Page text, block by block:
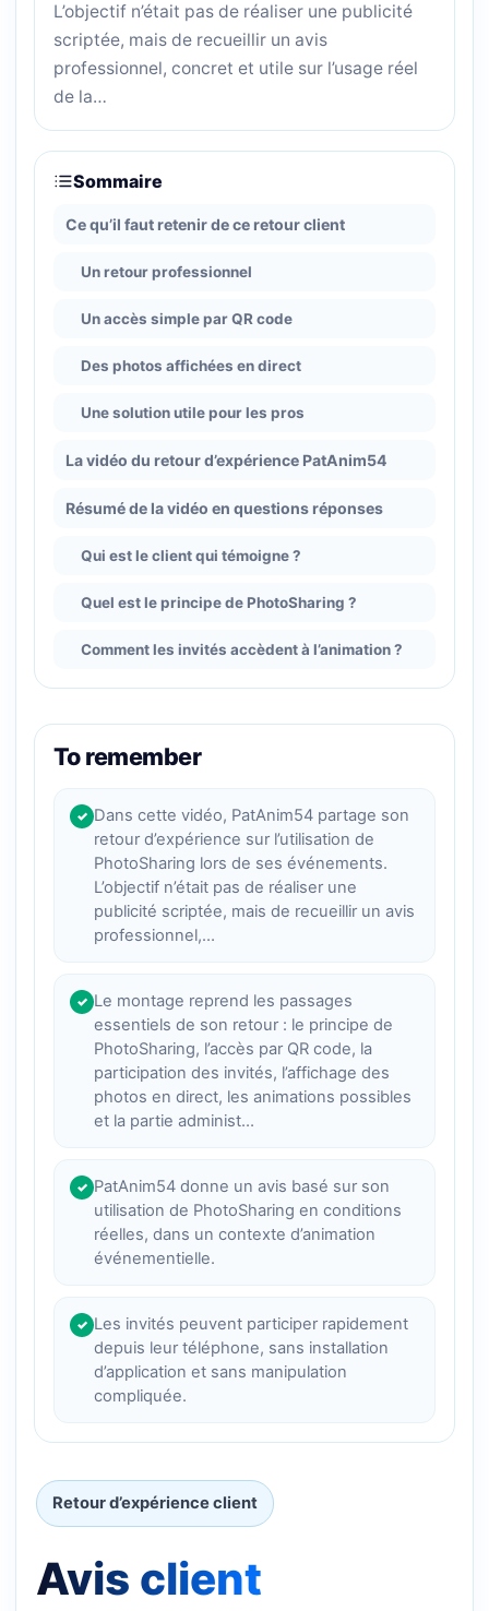
L’objectif n’était pas de réaliser une publicité
scriptée, mais de recueillir un avis
professionnel, concret et utile sur l’usage réel
de la…
Sommaire
Ce qu’il faut retenir de ce retour client
Un retour professionnel
Un accès simple par QR code
Des photos affichées en direct
Une solution utile pour les pros
La vidéo du retour d’expérience PatAnim54
Résumé de la vidéo en questions réponses
Qui est le client qui témoigne ?
Quel est le principe de PhotoSharing ?
Comment les invités accèdent à l’animation ?
To remember
✓ Dans cette vidéo, PatAnim54 partage son
retour d’expérience sur l’utilisation de
PhotoSharing lors de ses événements.
L’objectif n’était pas de réaliser une
publicité scriptée, mais de recueillir un avis
professionnel,…
✓ Le montage reprend les passages
essentiels de son retour : le principe de
PhotoSharing, l’accès par QR code, la
participation des invités, l’affichage des
photos en direct, les animations possibles
et la partie administ…
✓ PatAnim54 donne un avis basé sur son
utilisation de PhotoSharing en conditions
réelles, dans un contexte d’animation
événementielle.
✓ Les invités peuvent participer rapidement
depuis leur téléphone, sans installation
d’application et sans manipulation
compliquée.
Retour d’expérience client
Avis client